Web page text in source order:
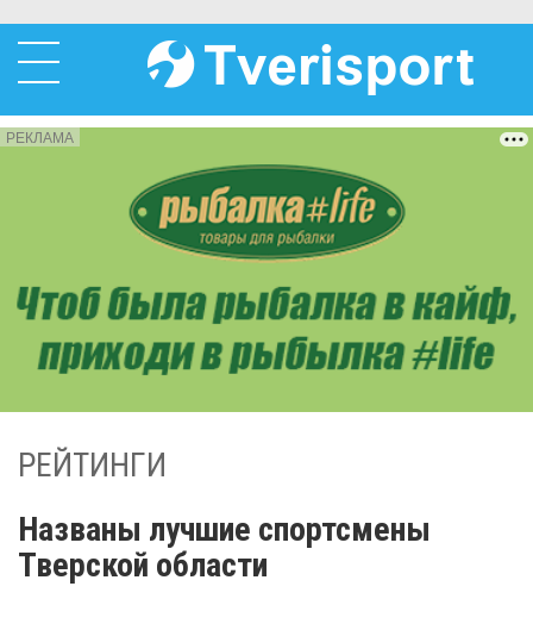
РЕКЛАМА
РЕЙТИНГИ
Названы лучшие спортсмены
Тверской области